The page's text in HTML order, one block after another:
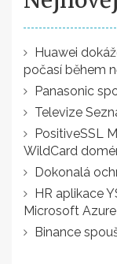
Huawei
počasí během
Panasonic
Televize
PositiveSSL
WildCard
Dokonalá
HR aplikace
Microsoft
Binance